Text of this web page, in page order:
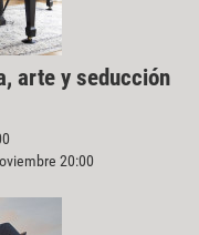
arte y seducción
20:00